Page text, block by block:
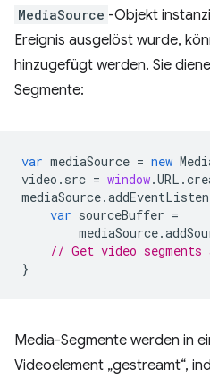
MediaSource -Objekt
Ereignis ausgelöst wurde,
hinzugefügt werden. Sie
Segmente:
var mediaSource = new
video . src = window.URL .
mediaSource.
var sourceBuffer =
mediaSource.
// Get video segments
}
Media-Segmente werden in
Videoelement „gestreamt“,